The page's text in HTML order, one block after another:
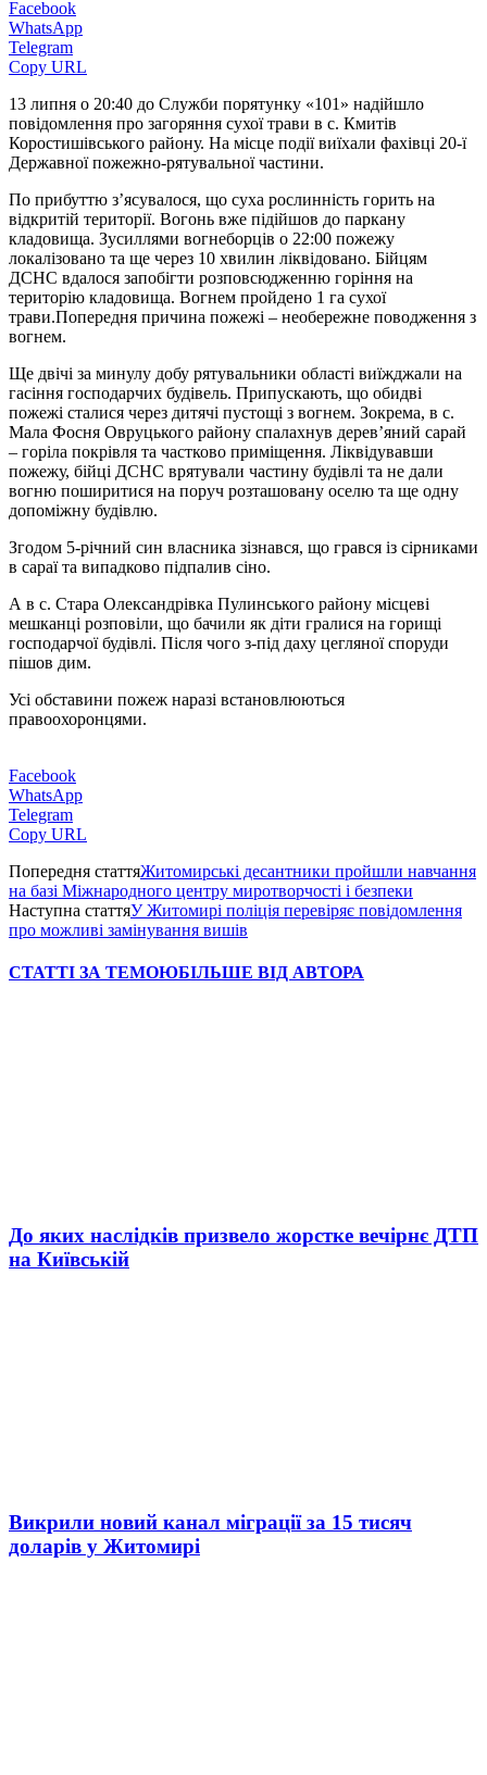
Facebook
WhatsApp
Telegram
Copy URL
13 липня о 20:40 до Служби порятунку «101» надійшло
повідомлення про загоряння сухої трави в с. Кмитів
Коростишівського району. На місце події виїхали фахівці 20-ї
Державної пожежно-рятувальної частини.
По прибуттю з’ясувалося, що суха рослинність горить на
відкритій території. Вогонь вже підійшов до паркану
кладовища. Зусиллями вогнеборців о 22:00 пожежу
локалізовано та ще через 10 хвилин ліквідовано. Бійцям
ДСНС вдалося запобігти розповсюдженню горіння на
територію кладовища. Вогнем пройдено 1 га сухої
трави.Попередня причина пожежі – необережне поводження з
вогнем.
Ще двічі за минулу добу рятувальники області виїжджали на
гасіння господарчих будівель. Припускають, що обидві
пожежі сталися через дитячі пустощі з вогнем. Зокрема, в с.
Мала Фосня Овруцького району спалахнув дерев’яний сарай
– горіла покрівля та частково приміщення. Ліквідувавши
пожежу, бійці ДСНС врятували частину будівлі та не дали
вогню поширитися на поруч розташовану оселю та ще одну
допоміжну будівлю.
Згодом 5-річний син власника зізнався, що грався із сірниками
в сараї та випадково підпалив сіно.
А в с. Стара Олександрівка Пулинського району місцеві
мешканці розповіли, що бачили як діти гралися на горищі
господарчої будівлі. Після чого з-під даху цегляної споруди
пішов дим.
Усі обставини пожеж наразі встановлюються
правоохоронцями.
Facebook
WhatsApp
Telegram
Copy URL
Попередня статтяЖитомирські десантники пройшли навчання
на базі Міжнародного центру миротворчості і безпеки
Наступна статтяУ Житомирі поліція перевіряє повідомлення
про можливі замінування вишів
СТАТТІ ЗА ТЕМОЮБІЛЬШЕ ВІД АВТОРА
До яких наслідків призвело жорстке вечірнє ДТП
на Київській
Викрили новий канал міграції за 15 тисяч
доларів у Житомирі